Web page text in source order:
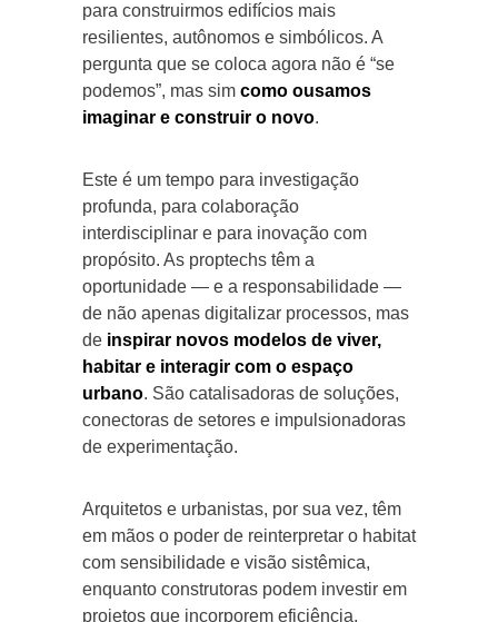
para construirmos edifícios mais
resilientes, autônomos e simbólicos. A
pergunta que se coloca agora não é “se
podemos”, mas sim como ousamos
imaginar e construir o novo.
Este é um tempo para investigação
profunda, para colaboração
interdisciplinar e para inovação com
propósito. As proptechs têm a
oportunidade — e a responsabilidade —
de não apenas digitalizar processos, mas
de inspirar novos modelos de viver,
habitar e interagir com o espaço
urbano. São catalisadoras de soluções,
conectoras de setores e impulsionadoras
de experimentação.
Arquitetos e urbanistas, por sua vez, têm
em mãos o poder de reinterpretar o habitat
com sensibilidade e visão sistêmica,
enquanto construtoras podem investir em
projetos que incorporem eficiência,